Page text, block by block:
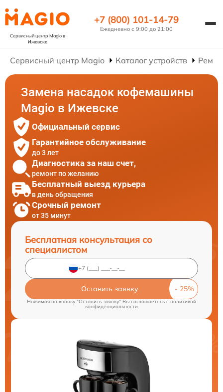
Сервисный центр Magioв
Ижевске
+7 (800) 101-14-79
Ежедневно с 9:00 до 21:00
Сервисный центр Magio Каталог устройств
Замена насадок кофемашины
Magio в Ижевске
Официальный сервис
Гарантийное обслуживание
до 3 лет
Диагностика за наш счет,
ремонт по желанию
Бесплатный выезд курьера
в день обращения
Срочный ремонт
от 35 минут
Бесплатная консультация со
специалистом
Оставить заявку
Нажимая на кнопку "Оставить заявку" Вы соглашаетесь cполитикой
конфиденциальности